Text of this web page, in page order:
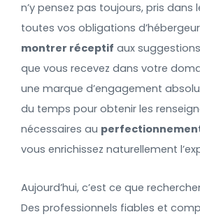
n’y pensez pas toujours, pris dans
toutes vos obligations
montrer réceptif aux
que vous recevez dans votre
une marque d’engagement
du temps pour obtenir les
nécessaires au
vous enrichissez naturellement
Aujourd’hui, c’est ce que
Des professionnels fiables et